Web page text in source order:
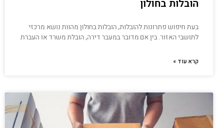
הובלות בחולון
בעת חיפוש פתרונות להובלות, הובלות בחולון מהוות נושא מרכזי
לתושבי האזור. בין אם מדובר במעבר דירה, הובלת משרד או העברת
קרא עוד »